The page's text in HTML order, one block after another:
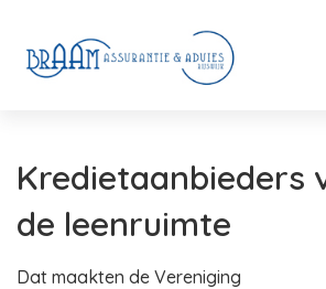
Kredietaanbieders
de leenruimte
Dat maakten de Vereniging